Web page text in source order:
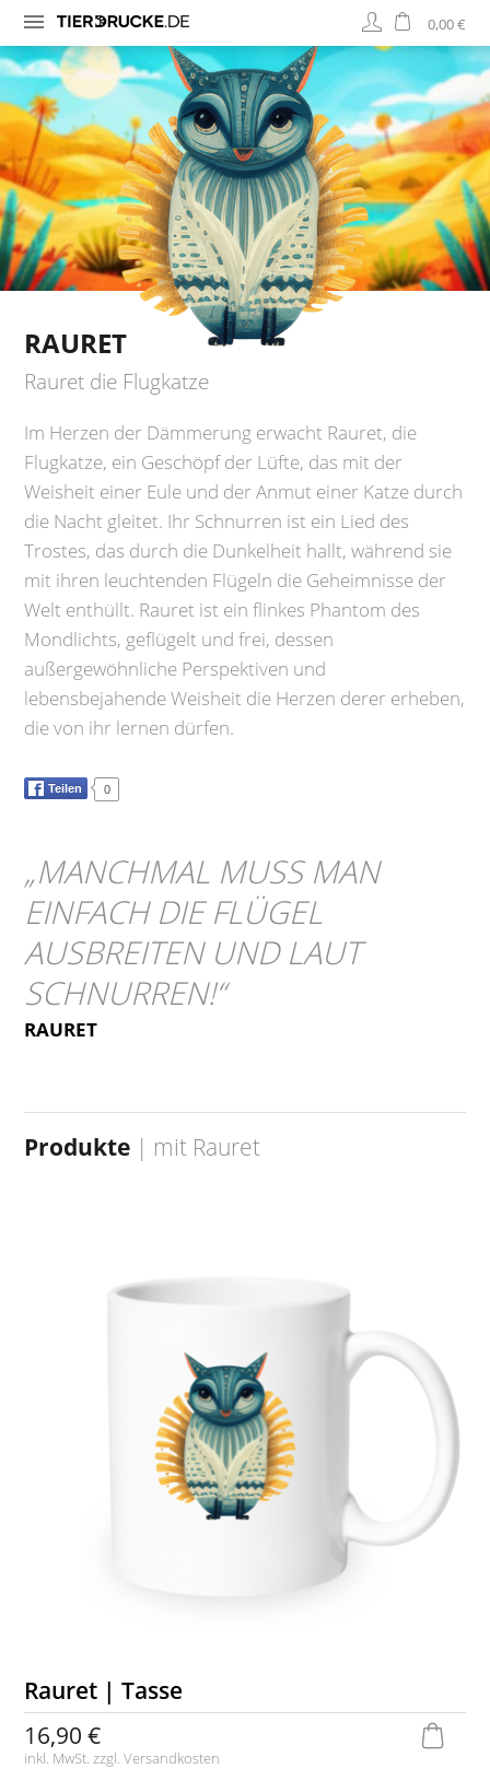
0,00 €
RAURET
Rauret die Flugkatze
Im Herzen der Dämmerung erwacht Rauret, die
Flugkatze, ein Geschöpf der Lüfte, das mit der
Weisheit einer Eule und der Anmut einer Katze durch
die Nacht gleitet. Ihr Schnurren ist ein Lied des
Trostes, das durch die Dunkelheit hallt, während sie
mit ihren leuchtenden Flügeln die Geheimnisse der
Welt enthüllt. Rauret ist ein flinkes Phantom des
Mondlichts, geflügelt und frei, dessen
außergewöhnliche Perspektiven und
lebensbejahende Weisheit die Herzen derer erheben,
die von ihr lernen dürfen.
Teilen 0
„MANCHMAL MUSS MAN
EINFACH DIE FLÜGEL
AUSBREITEN UND LAUT
SCHNURREN!“
RAURET
Produkte | mit Rauret
Rauret | Tasse
16,90 €
inkl. MwSt. zzgl.Versandkosten